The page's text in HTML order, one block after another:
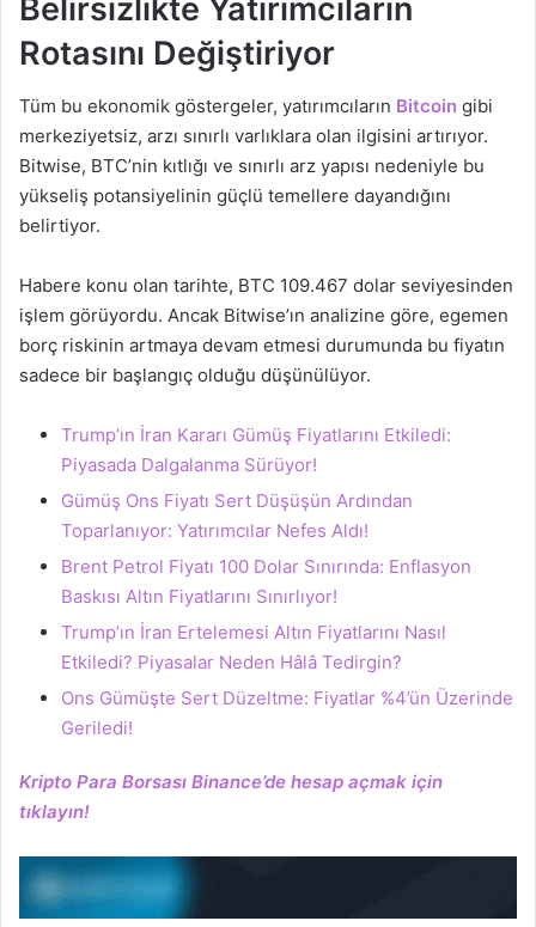
Belirsizlikte Yatırımcıların
Rotasını Değiştiriyor
Tüm bu ekonomik göstergeler, yatırımcıların Bitcoin gibi
merkeziyetsiz, arzı sınırlı varlıklara olan ilgisini artırıyor.
Bitwise, BTC’nin kıtlığı ve sınırlı arz yapısı nedeniyle bu
yükseliş potansiyelinin güçlü temellere dayandığını
belirtiyor.
Habere konu olan tarihte, BTC 109.467 dolar seviyesinden
işlem görüyordu. Ancak Bitwise’ın analizine göre, egemen
borç riskinin artmaya devam etmesi durumunda bu fiyatın
sadece bir başlangıç olduğu düşünülüyor.
Trump’ın İran Kararı Gümüş Fiyatlarını Etkiledi:
Piyasada Dalgalanma Sürüyor!
Gümüş Ons Fiyatı Sert Düşüşün Ardından
Toparlanıyor: Yatırımcılar Nefes Aldı!
Brent Petrol Fiyatı 100 Dolar Sınırında: Enflasyon
Baskısı Altın Fiyatlarını Sınırlıyor!
Trump’ın İran Ertelemesi Altın Fiyatlarını Nasıl
Etkiledi? Piyasalar Neden Hâlâ Tedirgin?
Ons Gümüşte Sert Düzeltme: Fiyatlar %4’ün Üzerinde
Geriledi!
Kripto Para Borsası Binance’de hesap açmak için
tıklayın!